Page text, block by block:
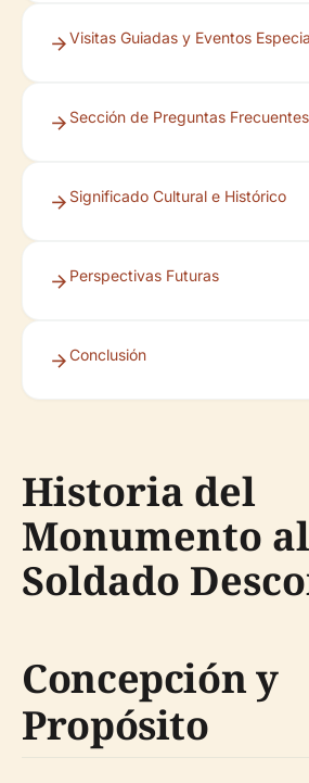
Visitas Guiadas y Eventos
Sección de Preguntas Frecuentes
Significado Cultural e Histórico
Perspectivas Futuras
Conclusión
Historia del
Monumento al
Soldado
Concepción y
Propósito